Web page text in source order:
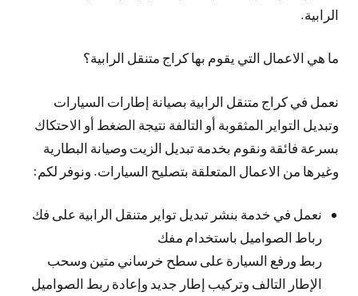
الرابية.
ما هي الاعمال التي يقوم بها كراج متنقل الرابية؟
نعمل في كراج متنقل الرابية بصيانة إطارات السيارات
وتبديل التواير المثقوبة أو التالفة نتيجة الضغط أو الاحتكاك
بسرعة فائقة ونقوم بخدمة تبديل الزيت وصيانة البطارية
وغيرها من الاعمال المتعلقة بتصليح السيارات. ونوفر لكم:
نعمل في خدمة بنشر تبديل تواير متنقل الرابية على فك
رباط الصواميل باستخدام مفك
ربط ورفع السيارة على سطح خرساني متين وسحب
الإطار التالف وتركيب إطار جديد وإعادة ربط الصواميل